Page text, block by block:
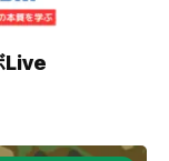
Live